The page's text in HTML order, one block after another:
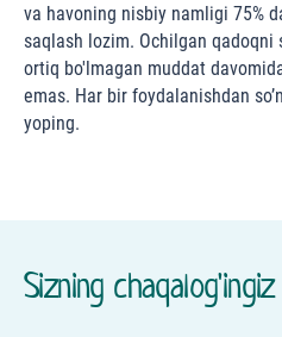
va havoning nisbiy namligi 75%
saqlash lozim. Ochilgan qadoqni
ortiq bo'lmagan muddat
emas. Har bir foydalanishdan
yoping.
Sizning